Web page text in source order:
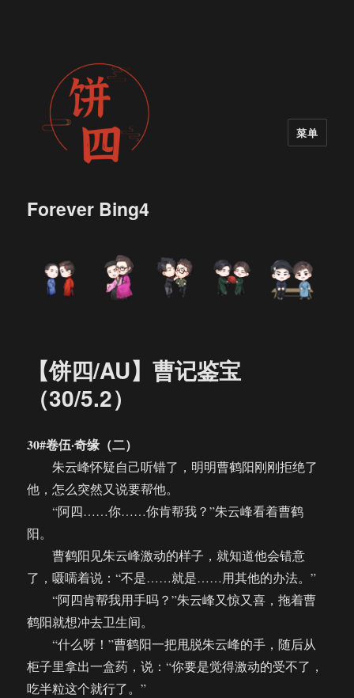
Forever Bing4
菜单
【饼四/AU】曹记鉴宝
（30/5.2）
30#卷伍·奇缘（二）
朱云峰怀疑自己听错了，明明曹鹤阳刚刚拒绝了
他，怎么突然又说要帮他。
“阿四……你……你肯帮我？”朱云峰看着曹鹤
阳。
曹鹤阳见朱云峰激动的样子，就知道他会错意
了，嗫嚅着说：“不是……就是……用其他的办法。”
“阿四肯帮我用手吗？”朱云峰又惊又喜，拖着曹
鹤阳就想冲去卫生间。
“什么呀！”曹鹤阳一把甩脱朱云峰的手，随后从
柜子里拿出一盒药，说：“你要是觉得激动的受不了，
吃半粒这个就行了。”